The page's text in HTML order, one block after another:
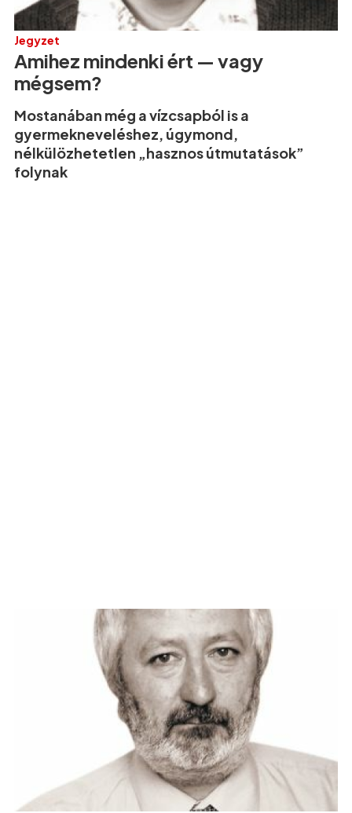
Jegyzet
Amihez mindenki ért — vagy
mégsem?
Mostanában még a vízcsapból is a
gyermekneveléshez, úgymond,
nélkülözhetetlen „hasznos útmutatások”
folynak